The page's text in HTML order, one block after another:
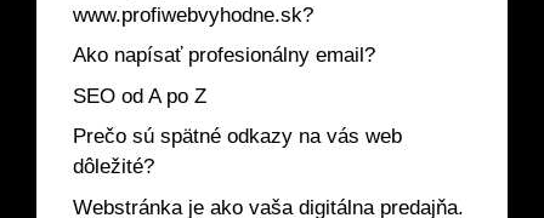
www.profiwebvyhodne.sk?
Ako napísať profesionálny email?
SEO od A po Z
Prečo sú spätné odkazy na vás web
dôležité?
Webstránka je ako vaša digitálna predajňa.